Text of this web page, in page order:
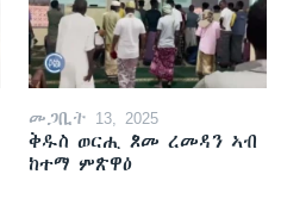
መጋቢት 13, 2025
ቅዱስ ወርሒ ጾመ ረመዳን ኣብ
ከተማ ምጽዋዕ